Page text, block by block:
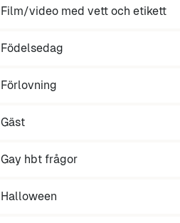
Film/video med vett och etikett
Födelsedag
Förlovning
Gäst
Gay hbt frågor
Halloween